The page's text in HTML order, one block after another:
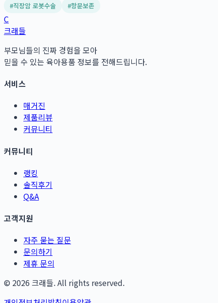
#직장암 로봇수술 #항문보존
C
크래들
부모님들의 진짜 경험을 모아
믿을 수 있는 육아용품 정보를 전해드립니다.
서비스
매거진
제품리뷰
커뮤니티
커뮤니티
랭킹
솔직후기
Q&A
고객지원
자주 묻는 질문
문의하기
제휴 문의
© 2026 크래들. All rights reserved.